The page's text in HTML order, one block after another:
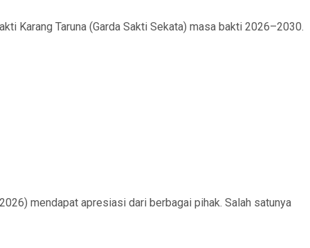
Karang Taruna (Garda Sakti Sekata) masa bakti 2026–2030.
mendapat apresiasi dari berbagai pihak. Salah satunya